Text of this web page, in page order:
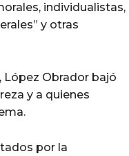
individualistas,
y otras
López Obrador bajó
y a quienes
por la